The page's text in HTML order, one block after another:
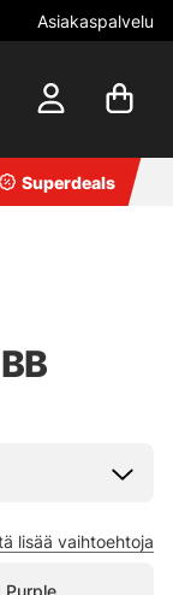
Asiakaspalvelu
Superdeals
lisää vaihtoehtoja
Purple